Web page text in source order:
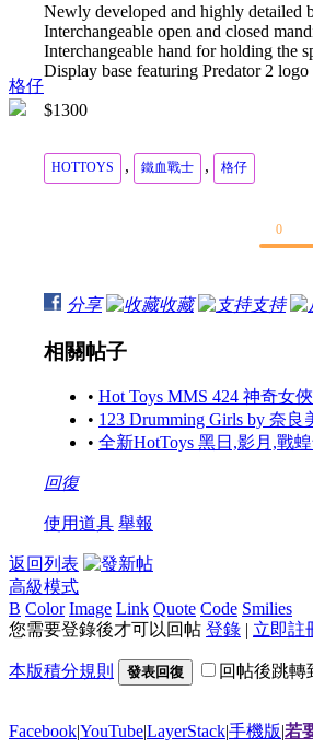
格仔
Newly developed and highly detailed
Interchangeable open and closed
Interchangeable hand for holding the
Display base featuring Predator 2
$1300
HOTTOYS , 鐵血戰士 , 格仔
0
分享 收藏 支持
相關帖子
• Hot Toys MMS 424 神奇女俠
• 123 Drumming Girls by 奈良
• 全新HotToys 黑日,影月,戰
回復
使用道具 舉報
返回列表
高級模式
B Color Image Link Quote Code Smilies
您需要登錄後才可以回帖 登錄 | 立即註
本版積分規則 發表回復 回帖後跳轉
Facebook|YouTube|LayerStack|手機版|若